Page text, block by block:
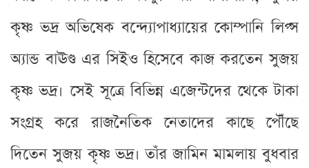
কৃষ্ণ ভদ্র অভিষেক বন্দ্যোপাধ্যায়ের কোম্পানি লিপ্স
অ্যান্ড বাঊণ্ড এর সিইও হিসেবে কাজ করতেন সুজয়
কৃষ্ণ ভদ্র। সেই সূত্রে বিভিন্ন এজেন্টদের থেকে টাকা
সংগ্রহ করে রাজনৈতিক নেতাদের কাছে পৌঁছে
দিতেন সুজয় কৃষ্ণ ভদ্র। তাঁর জামিন মামলায় বুধবার